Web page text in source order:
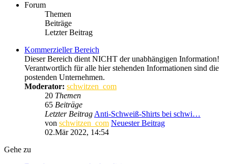
Forum
Themen
Beiträge
Letzter Beitrag
Kommerzieller Bereich
Dieser Bereich dient NICHT der unabhängigen Information!
Verantwortlich für alle hier stehenden Informationen sind die
postenden Unternehmen.
Moderator: schwitzen_com
20 Themen
65 Beiträge
Letzter Beitrag Anti-Schweiß-Shirts bei schwi…
von schwitzen_com Neuester Beitrag
02.Mär 2022, 14:54
Gehe zu